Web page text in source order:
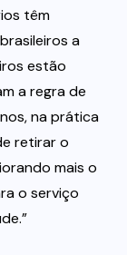
têm
a
estão
a regra de
na prática
retirar o
mais o
o serviço